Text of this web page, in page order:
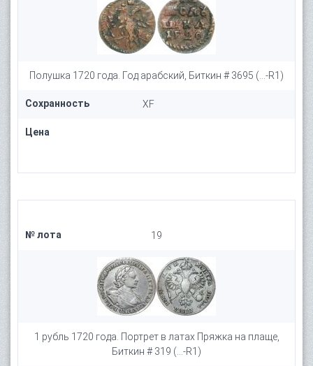
Полушка 1720 года. Год арабский, Биткин # 3695 (...-R1)
Сохранность XF
Цена
№ лота 19
1 рубль 1720 года. Портрет в латах Пряжка на плаще,
Биткин # 319 (...-R1)